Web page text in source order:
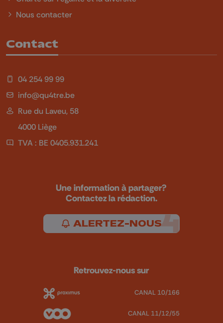
Nous contacter
Contact
04 254 99 99
info@qu4tre.be
Rue du Laveu, 58
4000 Liège
TVA : BE 0405.931.241
Une information à partager?
Contactez la rédaction.
ALERTEZ-NOUS
Retrouvez-nous sur
CANAL 10/166
CANAL 11/12/55